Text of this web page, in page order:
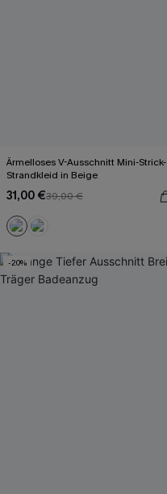
Ärmelloses V-Ausschnitt Mini-Strick-
Strandkleid in Beige
31,00 €39,00 €
-20%